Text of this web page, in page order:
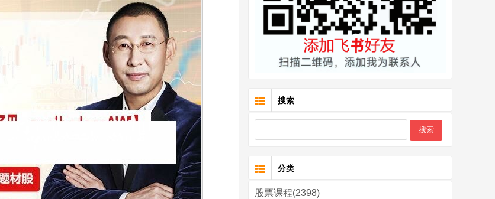
搜索
分类
股票课程(2398)